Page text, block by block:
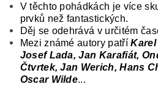
V těchto pohádkách je více
prvků než fantastických.
Děj se odehrává v určitém
Mezi známé autory patříKarel
Josef Lada, Jan Karafiát,
Čtvrtek, Jan Werich, Hans
Oscar Wilde...